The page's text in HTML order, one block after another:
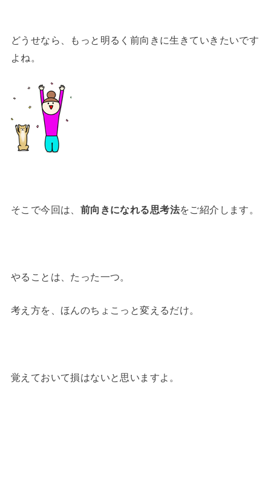
どうせなら、もっと明るく前向きに生きていきたいです
よね。
そこで今回は、 前向きになれる思考法をご紹介します。
やることは、たった一つ。
考え方を、ほんのちょこっと変えるだけ。
覚えておいて損はないと思いますよ。